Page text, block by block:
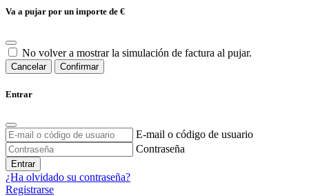
Va a pujar por un importe de €
No volver a mostrar la simulación de factura al pujar.
Cancelar Confirmar
Entrar
E-mail o código de usuario
Contraseña
Entrar
¿Ha olvidado su contraseña?
Registrarse